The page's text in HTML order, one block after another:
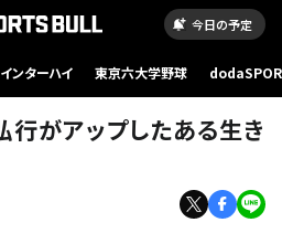
今日の予定
インターハイ 東京六大学野球
行がアップしたある生き